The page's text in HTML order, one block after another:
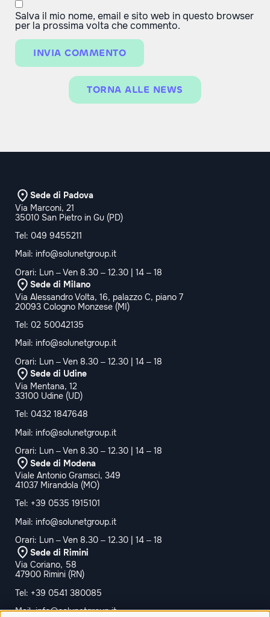
Salva il mio nome, email e sito web in questo browser
per la prossima volta che commento.
TORNA ALLE NEWS
Sede di Padova
Via Marconi, 21
35010 San Pietro in Gu (PD)
Tel: 049 9455211
Mail: info@solunetgroup.it
Orari: Lun – Ven 8.30 – 12.30 | 14 – 18
Sede di Milano
Via Alessandro Volta, 16, palazzo C, piano 7
20093 Cologno Monzese (MI)
Tel: 02 50042135
Mail: info@solunetgroup.it
Orari: Lun – Ven 8.30 – 12.30 | 14 – 18
Sede di Udine
Via Mentana, 12
33100 Udine (UD)
Tel: 0432 1847648
Mail: info@solunetgroup.it
Orari: Lun – Ven 8.30 – 12.30 | 14 – 18
Sede di Modena
Viale Antonio Gramsci, 349
41037 Mirandola (MO)
Tel: +39 0535 1915101
Mail: info@solunetgroup.it
Orari: Lun – Ven 8.30 – 12.30 | 14 – 18
Sede di Rimini
Via Coriano, 58
47900 Rimini (RN)
Tel: +39 0541 380085
Mail:info@solunetgroup.it